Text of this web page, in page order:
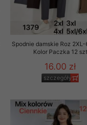
Spodnie damskie Roz 2XL-
Kolor Paczka 12 szt
16.00 zł
szczegóły